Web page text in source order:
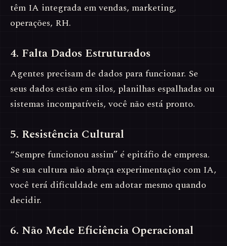
têm IA integrada em vendas, marketing,
operações, RH.
4. Falta Dados Estruturados
Agentes precisam de dados para funcionar. Se
seus dados estão em silos, planilhas espalhadas ou
sistemas incompatíveis, você não está pronto.
5. Resistência Cultural
“Sempre funcionou assim” é epitáfio de empresa.
Se sua cultura não abraça experimentação com IA,
você terá dificuldade em adotar mesmo quando
decidir.
6. Não Mede Eficiência Operacional